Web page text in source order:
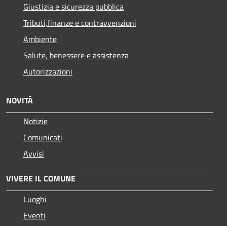
Giustizia e sicurezza pubblica
Tributi,finanze e contravvenzioni
Ambiente
Salute, benessere e assistenza
Autorizzazioni
NOVITÀ
Notizie
Comunicati
Avvisi
VIVERE IL COMUNE
Luoghi
Eventi